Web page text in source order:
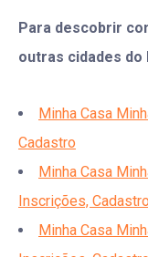
Para descobrir
outras cidades do
Minha Casa
Cadastro
Minha Casa
Inscrições, Cadastro
Minha Casa